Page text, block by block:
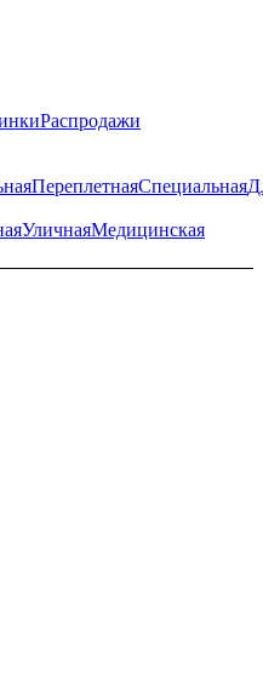
Распродажи
ПереплетнаяСпециальная
УличнаяМедицинская